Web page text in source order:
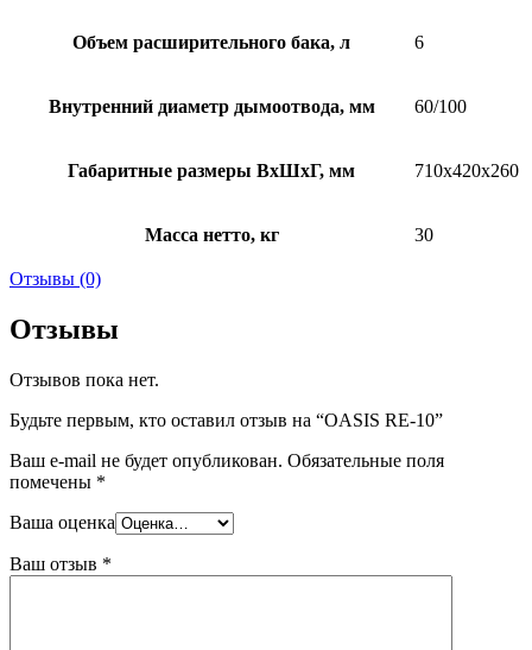
Объем расширительного бака, л 6
Внутренний диаметр дымоотвода, мм 60/100
Габаритные размеры ВхШхГ, мм 710х420х260
Масса нетто, кг 30
Отзывы (0)
Отзывы
Отзывов пока нет.
Будьте первым, кто оставил отзыв на “OASIS RE-10”
Ваш e-mail не будет опубликован. Обязательные поля
помечены *
Ваша оценка
Ваш отзыв *